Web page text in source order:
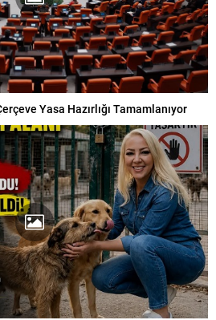
Yasa Hazırlığı Tamamlanıyor